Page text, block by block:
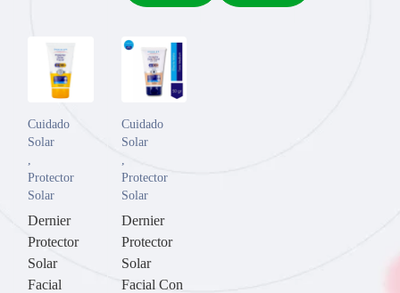
Cuidado
Solar
Protector
Solar
Dernier
Protector
Solar
Facial
Cuidado
Solar
Protector
Solar
Dernier
Protector
Solar
Facial Con